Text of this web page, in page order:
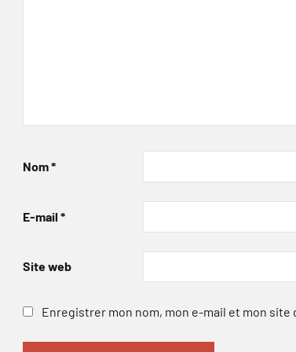
Nom*
E-mail *
Site web
Enregistrer mon nom, mon e-mail et mon